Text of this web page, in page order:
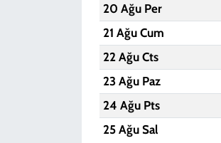
20 Ağu Per
21 Ağu Cum
22 Ağu Cts
23 Ağu Paz
24 Ağu Pts
25 Ağu Sal